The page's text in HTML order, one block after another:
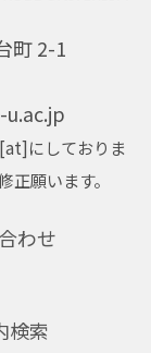
町 2-1
にしておりま
正願います。
わせ
検索